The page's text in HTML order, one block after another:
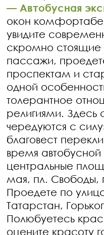
— Автобусная
окон
увидите
скромно стоящие
пассажи,
проспектам и
одной
толерантное
религиями. Здесь
чередуются с
благовест
время автобусной
центральные
мая, пл. Свободы,
Проедете по
Татарстан,
Полюбуетесь
оцените красоту